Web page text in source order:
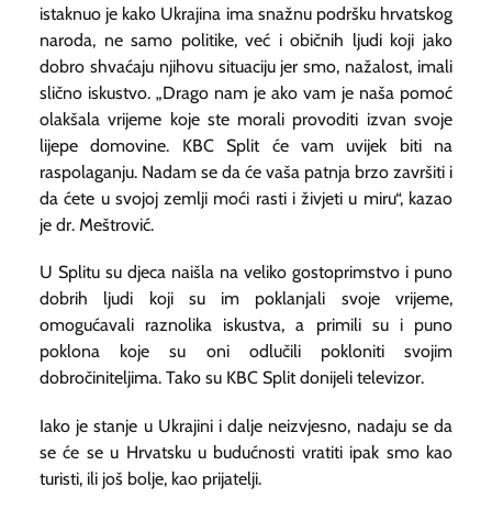
istaknuo je kako Ukrajina ima snažnu podršku hrvatskog
naroda, ne samo politike, već i običnih ljudi koji jako
dobro shvaćaju njihovu situaciju jer smo, nažalost, imali
slično iskustvo. „Drago nam je ako vam je naša pomoć
olakšala vrijeme koje ste morali provoditi izvan svoje
lijepe domovine. KBC Split će vam uvijek biti na
raspolaganju. Nadam se da će vaša patnja brzo završiti i
da ćete u svojoj zemlji moći rasti i živjeti u miru“, kazao
je dr. Meštrović.
U Splitu su djeca naišla na veliko gostoprimstvo i puno
dobrih ljudi koji su im poklanjali svoje vrijeme,
omogućavali raznolika iskustva, a primili su i puno
poklona koje su oni odlučili pokloniti svojim
dobročiniteljima. Tako su KBC Split donijeli televizor.
Iako je stanje u Ukrajini i dalje neizvjesno, nadaju se da
se će se u Hrvatsku u budućnosti vratiti ipak smo kao
turisti, ili još bolje, kao prijatelji.